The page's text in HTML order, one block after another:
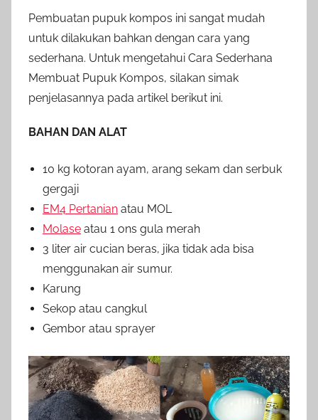
Pembuatan pupuk kompos ini sangat mudah
untuk dilakukan bahkan dengan cara yang
sederhana. Untuk mengetahui Cara Sederhana
Membuat Pupuk Kompos, silakan simak
penjelasannya pada artikel berikut ini.
BAHAN DAN ALAT
10 kg kotoran ayam, arang sekam dan serbuk
gergaji
EM4 Pertanian atau MOL
Molase atau 1 ons gula merah
3 liter air cucian beras, jika tidak ada bisa
menggunakan air sumur.
Karung
Sekop atau cangkul
Gembor atau sprayer